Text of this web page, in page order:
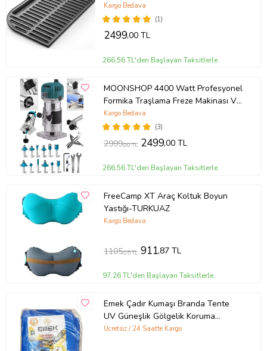
(1)
Kargo Bedava
2499,00 TL
266,56 TL'den Başlayan Taksitlerle
MOONSHOP 4400 Watt Profesyonel
Formika Traşlama Freze Makinası Ve
Uçları 6 Mm Pens 2 Yıl Garantili
(3)
Kargo Bedava
2999,00 TL 2499,00 TL
266,56 TL'den Başlayan Taksitlerle
FreeCamp XT Araç Koltuk Boyun
Yastığı-TURKUAZ
Kargo Bedava
1105,05 TL 911,87 TL
97,26 TL'den Başlayan Taksitlerle
Emek Çadır Kumaşı Branda Tente
UV Güneşlik Gölgelik Koruma
Yağmur Su Geçirmez - 3x6 Metre - 1
Ücretsiz / 24 Saatte Kargo